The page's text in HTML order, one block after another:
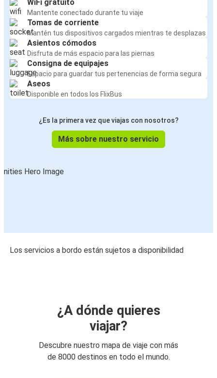
WiFi gratuito
Mantente conectado durante tu viaje
Tomas de corriente
Mantén tus dispositivos cargados mientras te desplazas
Asientos cómodos
Disfruta de más espacio para las piernas
Consigna de equipajes
Espacio para guardar tus pertenencias de forma segura
Aseos
Disponible en todos los FlixBus
¿Es la primera vez que viajas con nosotros?
Más sobre nuestro servicio
Los servicios a bordo están sujetos a disponibilidad
¿A dónde quieres
viajar?
Descubre nuestro mapa de viaje con más
de 8000 destinos en todo el mundo.